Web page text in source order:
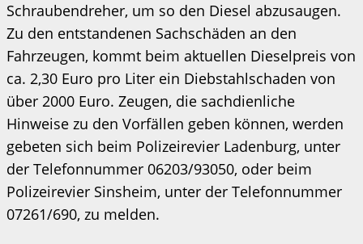
Schraubendreher, um so den Diesel abzusaugen.
Zu den entstandenen Sachschäden an den
Fahrzeugen, kommt beim aktuellen Dieselpreis von
ca. 2,30 Euro pro Liter ein Diebstahlschaden von
über 2000 Euro. Zeugen, die sachdienliche
Hinweise zu den Vorfällen geben können, werden
gebeten sich beim Polizeirevier Ladenburg, unter
der Telefonnummer 06203/93050, oder beim
Polizeirevier Sinsheim, unter der Telefonnummer
07261/690, zu melden.